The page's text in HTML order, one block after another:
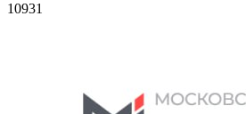
10931